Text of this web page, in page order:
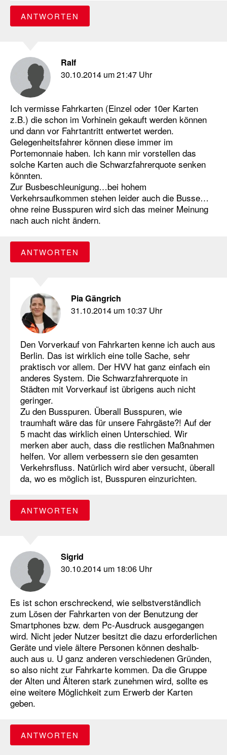
ANTWORTEN
Ralf
30.10.2014 um 21:47 Uhr
Ich vermisse Fahrkarten (Einzel oder 10er Karten
z.B.) die schon im Vorhinein gekauft werden können
und dann vor Fahrtantritt entwertet werden.
Gelegenheitsfahrer können diese immer im
Portemonnaie haben. Ich kann mir vorstellen das
solche Karten auch die Schwarzfahrerquote senken
könnten.
Zur Busbeschleunigung…bei hohem
Verkehrsaufkommen stehen leider auch die Busse…
ohne reine Busspuren wird sich das meiner Meinung
nach auch nicht ändern.
ANTWORTEN
Pia Gängrich
31.10.2014 um 10:37 Uhr
Den Vorverkauf von Fahrkarten kenne ich auch aus
Berlin. Das ist wirklich eine tolle Sache, sehr
praktisch vor allem. Der HVV hat ganz einfach ein
anderes System. Die Schwarzfahrerquote in
Städten mit Vorverkauf ist übrigens auch nicht
geringer.
Zu den Busspuren. Überall Busspuren, wie
traumhaft wäre das für unsere Fahrgäste?! Auf der
5 macht das wirklich einen Unterschied. Wir
merken aber auch, dass die restlichen Maßnahmen
helfen. Vor allem verbessern sie den gesamten
Verkehrsfluss. Natürlich wird aber versucht, überall
da, wo es möglich ist, Busspuren einzurichten.
ANTWORTEN
Sigrid
30.10.2014 um 18:06 Uhr
Es ist schon erschreckend, wie selbstverständlich
zum Lösen der Fahrkarten von der Benutzung der
Smartphones bzw. dem Pc-Ausdruck ausgegangen
wird. Nicht jeder Nutzer besitzt die dazu erforderlichen
Geräte und viele ältere Personen können deshalb-
auch aus u. U ganz anderen verschiedenen Gründen,
so also nicht zur Fahrkarte kommen. Da die Gruppe
der Alten und Älteren stark zunehmen wird, sollte es
eine weitere Möglichkeit zum Erwerb der Karten
geben.
ANTWORTEN